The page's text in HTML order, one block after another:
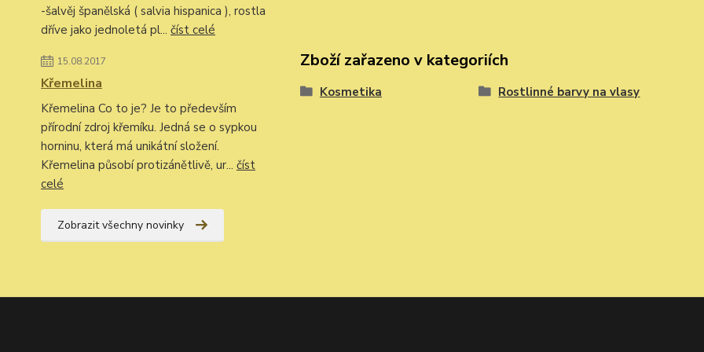
-šalvěj španělská ( salvia hispanica ), rostla
dříve jako jednoletá pl... číst celé
15.08.2017
Křemelina
Křemelina Co to je? Je to především
přírodní zdroj křemíku. Jedná se o sypkou
horninu, která má unikátní složení.
Křemelina působí protizánětlivě, ur... číst
celé
Zobrazit všechny novinky
Zboží zařazeno v kategoriích
Kosmetika Rostlinné barvy na vlasy